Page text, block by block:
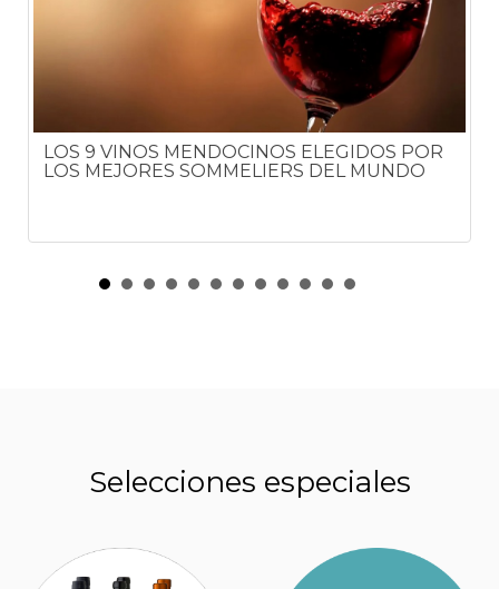
LOS 9 VINOS MENDOCINOS ELEGIDOS POR
LOS MEJORES SOMMELIERS DEL MUNDO
VERMUT, UNA CATEGORÍA EN FRANCO
Selecciones especiales